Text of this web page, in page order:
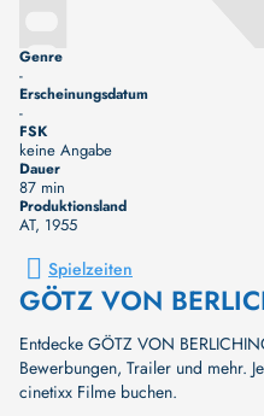
Genre
-
Erscheinungsdatum
-
FSK
keine Angabe
Dauer
87 min
Produktionsland
AT, 1955
Spielzeiten
GÖTZ VON
Entdecke GÖTZ VON
Bewerbungen, Trailer und mehr.
cinetixx Filme buchen.